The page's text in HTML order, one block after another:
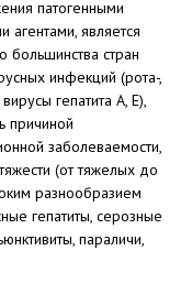
патогенными
агентами, является
большинства стран
инфекций (рота-,
гепатита А, Е),
причиной
заболеваемости,
(от тяжелых до
разнообразием
гепатиты, серозные
параличи,